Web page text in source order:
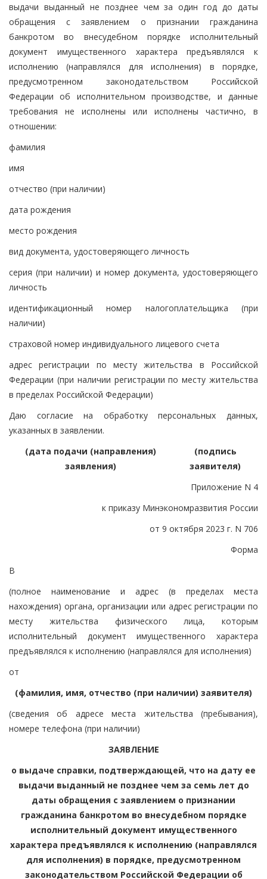
выдачи выданный не позднее чем за один год до даты
обращения с заявлением о признании гражданина
банкротом во внесудебном порядке исполнительный
документ имущественного характера предъявлялся к
исполнению (направлялся для исполнения) в порядке,
предусмотренном законодательством Российской
Федерации об исполнительном производстве, и данные
требования не исполнены или исполнены частично, в
отношении:
фамилия
имя
отчество (при наличии)
дата рождения
место рождения
вид документа, удостоверяющего личность
серия (при наличии) и номер документа, удостоверяющего
личность
идентификационный номер налогоплательщика (при
наличии)
страховой номер индивидуального лицевого счета
адрес регистрации по месту жительства в Российской
Федерации (при наличии регистрации по месту жительства
в пределах Российской Федерации)
Даю согласие на обработку персональных данных,
указанных в заявлении.
(дата подачи (направления)
заявления)
(подпись
заявителя)
Приложение N 4
к приказу Минэкономразвития России
от 9 октября 2023 г. N 706
Форма
В
(полное наименование и адрес (в пределах места
нахождения) органа, организации или адрес регистрации по
месту жительства физического лица, которым
исполнительный документ имущественного характера
предъявлялся к исполнению (направлялся для исполнения)
от
(фамилия, имя, отчество (при наличии) заявителя)
(сведения об адресе места жительства (пребывания),
номере телефона (при наличии)
ЗАЯВЛЕНИЕ
о выдаче справки, подтверждающей, что на дату ее
выдачи выданный не позднее чем за семь лет до
даты обращения с заявлением о признании
гражданина банкротом во внесудебном порядке
исполнительный документ имущественного
характера предъявлялся к исполнению (направлялся
для исполнения) в порядке, предусмотренном
законодательством Российской Федерации об